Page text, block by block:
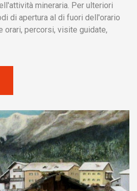
mineraria. Per ulteriori
di apertura al di fuori dell'orario
orari, percorsi, visite guidate,